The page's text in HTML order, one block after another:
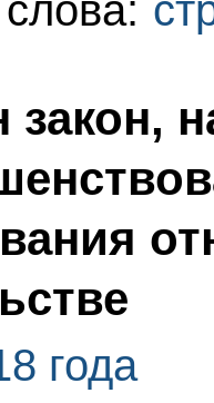
закон,
года